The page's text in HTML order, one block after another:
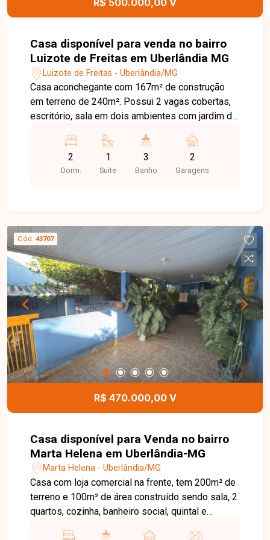
oportunidade ideal para quem busca um imóvel
ou para obter renda com locação. Entre em
contato agora mesmo e agende sua visita para
conhecer de perto todo o potencial deste imóvel!
R$ 500.000,00 V
Casa disponível para venda no bairro
Luizote de Freitas em Uberlândia MG
Luizote de Freitas - Uberlândia/MG
Casa aconchegante com 167m² de construção
em terreno de 240m². Possui 2 vagas cobertas,
escritório, sala em dois ambientes com jardim de
banheiro social, cozinha com bancada em granito
e armários, área de convivência, despensa e
banheiro externo. Área gourmet com fogão a
piso em porcelanato.
2
Dorm.
1
Suite
3
Banho
2
Garagens
Cód. 43707
R$ 470.000,00 V
Casa disponível para Venda no bairro
Marta Helena em Uberlândia-MG
Marta Helena - Uberlândia/MG
Casa com loja comercial na frente, tem 200m² de
terreno e 100m² de área construído sendo sala, 2
quartos, cozinha, banheiro social, quintal e